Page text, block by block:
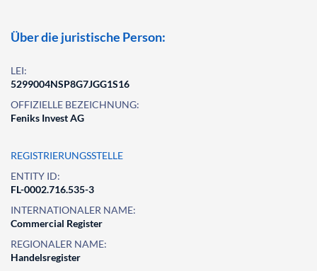
Über die juristische Person:
LEI:
5299004NSP8G7JGG1S16
OFFIZIELLE BEZEICHNUNG:
Feniks Invest AG
REGISTRIERUNGSSTELLE
ENTITY ID:
FL-0002.716.535-3
INTERNATIONALER NAME:
Commercial Register
REGIONALER NAME:
Handelsregister